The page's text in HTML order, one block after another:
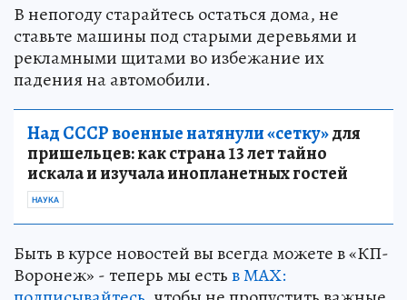
В непогоду старайтесь остаться дома, не
ставьте машины под старыми деревьями и
рекламными щитами во избежание их
падения на автомобили.
Над СССР военные натянули «сетку»для
пришельцев: как страна 13 лет тайно
искала и изучала инопланетных гостей
НАУКА
Быть в курсе новостей вы всегда можете в «КП-
Воронеж» - теперь мы естьв МАХ: